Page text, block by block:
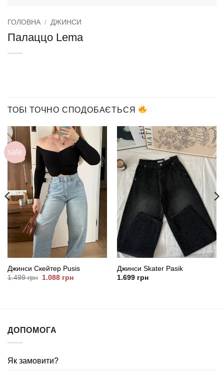
ГОЛОВНА / ДЖИНСИ
Палаццо Lema
ТОБІ ТОЧНО СПОДОБАЄТЬСЯ
sale
Джинси Скейтер Pusis
1.499грн
Оригінальна
1.088грнПоточна
Джинси Skater Pasik
1.699грн
ДОПОМОГА
Як замовити?